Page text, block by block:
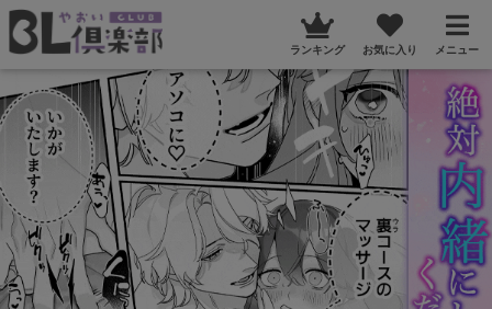
ランキング お気に入り メニュー